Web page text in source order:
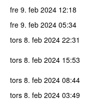
fre 9. feb 2024 12:18
fre 9. feb 2024 05:34
tors 8. feb 2024 22:31
tors 8. feb 2024 15:53
tors 8. feb 2024 08:44
tors 8. feb 2024 03:49